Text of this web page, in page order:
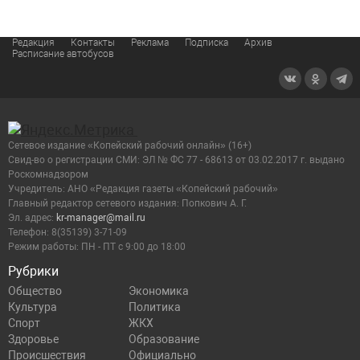
Редакция Контакты Реклама Подписка
Архив
Расписание автобусов
Рубрики
Общество
Экономика
Культура
Политика
Спорт
ЖКХ
Здоровье
Образование
Происшествия
Официально
Сетевое издание «Копейский рабочий онлайн» (16+)
Cвид-во о регистрации СМИ: ЭЛ № ФС 77 - 68613 от 03.02.2017 г. выдано
Роскомнадзором
Учредитель: АНО «Редакция газеты «Копейский рабочий»
Главный редактор сетевого издания: Попкович А. Г.
Эл. адрес: kr-manager@mail.ru
Телефон: 8(35139) 3-71-09
Режим работы: ПН - ПТ с 9:00 до 18:00